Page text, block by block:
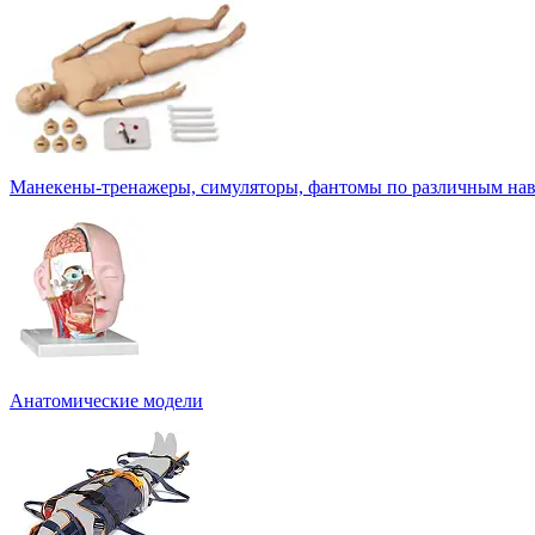
Манекены-тренажеры, симуляторы, фантомы по различным
Анатомические модели